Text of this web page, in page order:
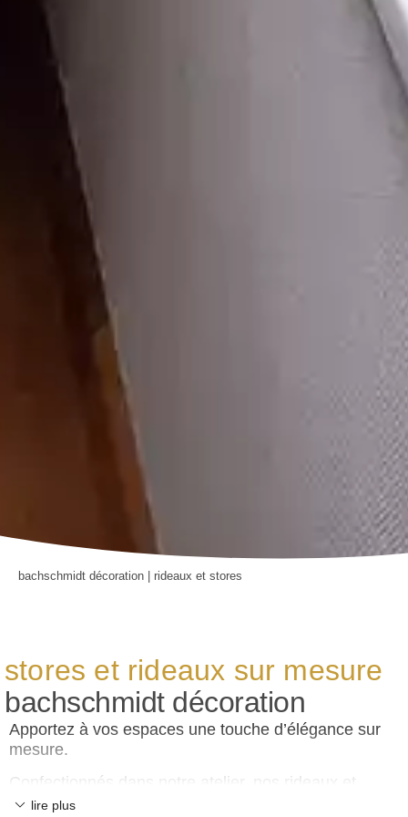
bachschmidt décoration | rideaux et stores
stores et rideaux sur mesure
bachschmidt décoration
Apportez à vos espaces une touche d’élégance sur
mesure.
Confectionnés dans notre atelier, nos rideaux et
stores s’adaptent à chaque intérieur avec
lire plus